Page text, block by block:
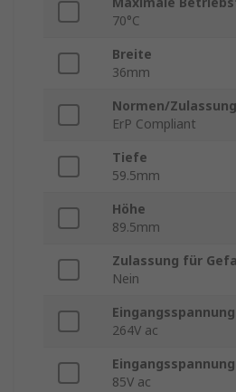
70°C
Breite
36mm
Normen/
ErP Compliant
Tiefe
59.5mm
Höhe
89.5mm
Zulassung für
Nein
264V ac
85V ac